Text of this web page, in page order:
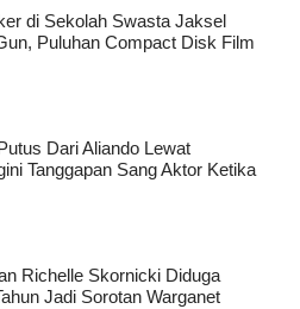
di Sekolah Swasta Jaksel
Puluhan Compact Disk Film
Dari Aliando Lewat
Tanggapan Sang Aktor Ketika
Richelle Skornicki Diduga
Jadi Sorotan Warganet